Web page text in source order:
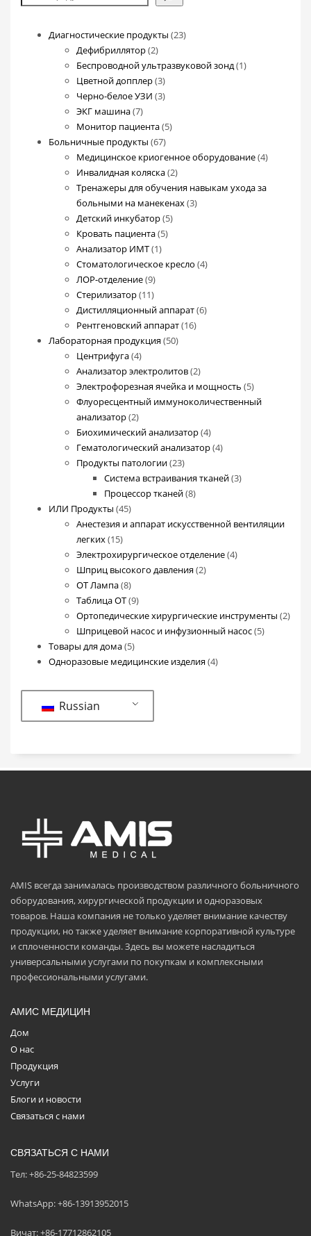
Диагностические продукты 2323
Дефибриллятор 22
товара
Беспроводной ультразвуковой зонд 11
Цветной допплер 33
товара
Черно-белое УЗИ 33
ЭКГ машина 77
товаров
Монитор пациента 55
Больничные продукты 6767
товаров
Медицинское криогенное оборудование 44
Инвалидная коляска 22
товара
Тренажеры для обучения навыкам ухода за
больными на манекенах 33
Детский инкубатор 55
Кровать пациента 55
Анализатор ИМТ 11
товар
Стоматологическое кресло 44
ЛОР-отделение 99
товаров
Стерилизатор 1111
товаров
Дистилляционный аппарат 66
Рентгеновский аппарат 1616
Лабораторная продукция 5050
Центрифуга 44
товара
Анализатор электролитов 22
товара
Электрофорезная ячейка и мощность 55
товаров
Флуоресцентный иммуноколичественный
анализатор 22
товара
Биохимический анализатор 44
товара
Гематологический анализатор 44
Продукты патологии 2323
товара
Система встраивания тканей 33
Процессор тканей 88
ИЛИ Продукты 4545
товаров
Анестезия и аппарат искусственной вентиляции
легких 1515
товаров
Электрохирургическое отделение 44
Шприц высокого давления 22
ОТ Лампа 88
товаров
Таблица ОТ 99
товаров
Ортопедические хирургические инструменты 22
Шприцевой насос и инфузионный насос 55
Товары для дома 55
товаров
Одноразовые медицинские изделия 44
Russian
AMIS всегда занималась производством различного больничного
оборудования, хирургической продукции и одноразовых
товаров. Наша компания не только уделяет внимание качеству
продукции, но также уделяет внимание корпоративной культуре
и сплоченности команды. Здесь вы можете насладиться
универсальными услугами по покупкам и комплексными
профессиональными услугами.
АМИС МЕДИЦИН
Дом
О нас
Продукция
Услуги
Блоги и новости
Связаться с нами
СВЯЗАТЬСЯ С НАМИ
Тел: +86-25-84823599
WhatsApp: +86-13913952015
Вичат: +86-17712862105